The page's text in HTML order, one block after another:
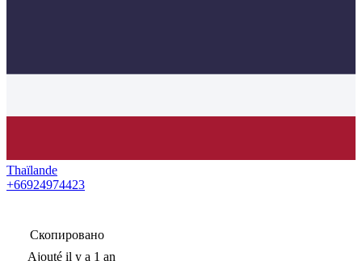
Thaïlande
+66924974423
Скопировано
Ajouté il y a 1 an